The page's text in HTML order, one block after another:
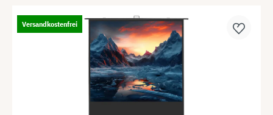
Versandkostenfrei